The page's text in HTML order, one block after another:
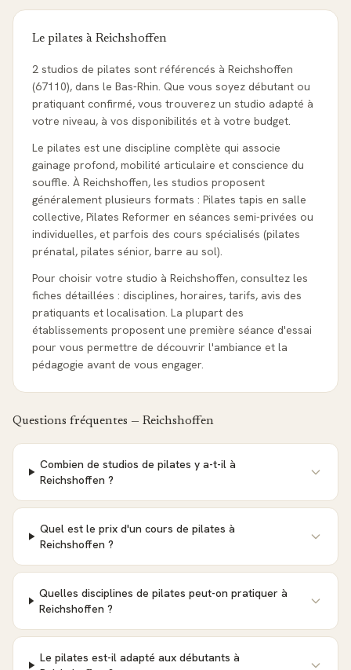
Le pilates à Reichshoffen
2 studios de pilates sont référencés à Reichshoffen
(67110), dans le Bas-Rhin. Que vous soyez débutant ou
pratiquant confirmé, vous trouverez un studio adapté à
votre niveau, à vos disponibilités et à votre budget.
Le pilates est une discipline complète qui associe
gainage profond, mobilité articulaire et conscience du
souffle. À Reichshoffen, les studios proposent
généralement plusieurs formats : Pilates tapis en salle
collective, Pilates Reformer en séances semi-privées ou
individuelles, et parfois des cours spécialisés (pilates
prénatal, pilates sénior, barre au sol).
Pour choisir votre studio à Reichshoffen, consultez les
fiches détaillées : disciplines, horaires, tarifs, avis des
pratiquants et localisation. La plupart des
établissements proposent une première séance d'essai
pour vous permettre de découvrir l'ambiance et la
pédagogie avant de vous engager.
Questions fréquentes — Reichshoffen
Combien de studios de pilates y a-t-il à
Reichshoffen ?
Quel est le prix d'un cours de pilates à
Reichshoffen ?
Quelles disciplines de pilates peut-on pratiquer à
Reichshoffen ?
Le pilates est-il adapté aux débutants à